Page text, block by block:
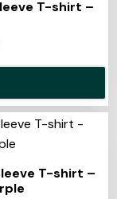
T-shirt –
T-shirt –